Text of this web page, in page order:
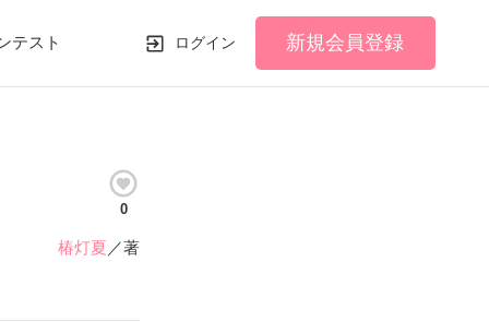
テスト ログイン 新規会員登録
0
椿灯夏 ／著